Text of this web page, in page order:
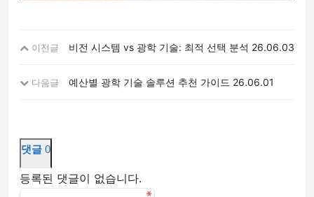
이전글 비전 시스템 vs 광학 기술: 최적 선택 분석 26.06.03
다음글 예산별 광학 기술 솔루션 추천 가이드 26.06.01
댓글 0
등록된 댓글이 없습니다.